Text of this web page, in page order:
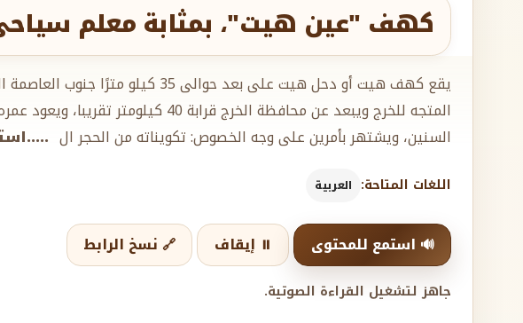
كهف "عين هيت"، بمثابة معلم
يقع كهف هيت أو دحل هيت على بعد حوالى 35 كيلو
المتجه للخرج ويبعد عن محافظة الخرج قرابة 40 كيلومتر
السنين، ويشتهر بأمرين على وجه الخصوص: تكويناته من الحجر ال
اللغات المتاحة: العربية
🔊 استمع للمحتوى ⏸️ إيقاف 🔗 نسخ الرابط
جاهز لتشغيل القراءة الصوتية.